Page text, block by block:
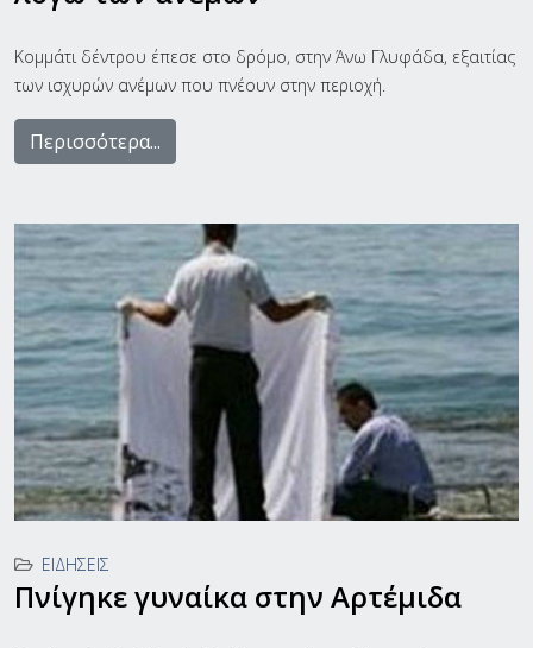
Κομμάτι δέντρου έπεσε στο δρόμο, στην Άνω Γλυφάδα, εξαιτίας
των ισχυρών ανέμων που πνέουν στην περιοχή.
Περισσότερα...
ΕΙΔΉΣΕΙΣ
Πνίγηκε γυναίκα στην Αρτέμιδα